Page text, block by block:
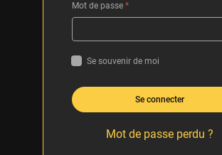
Mot de passe *
Se souvenir de moi
Se connecter
Mot de passe perdu ?